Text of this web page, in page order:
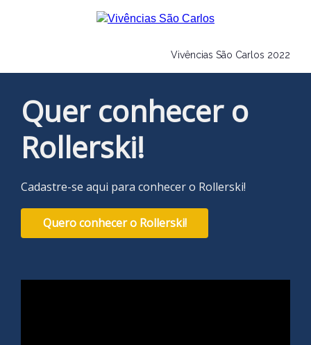
Vivências São Carlos 2022
Quer conhecer o
Rollerski!
Cadastre-se aqui para conhecer o Rollerski!
Quero conhecer o Rollerski!